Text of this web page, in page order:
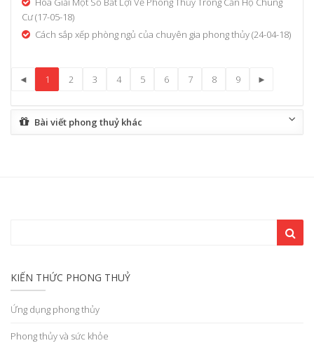
Cư(17-05-18)
Cách sắp xếp phòng ngủ của chuyên gia phong thủy(24-04-18)
◄ 1 2 3 4 5 6 7 8 9 ►
Bài viết phong thuỷ khác
KIẾN THỨC PHONG THUỶ
Ứng dụng phong thủy
Phong thủy và sức khỏe